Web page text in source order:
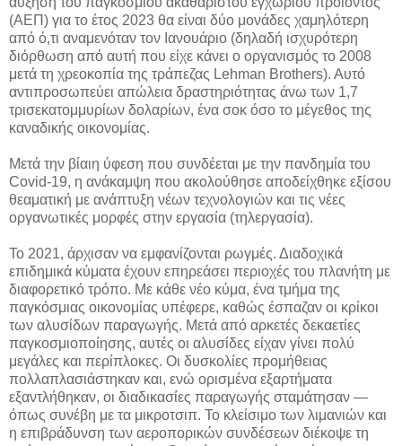
(ΑΕΠ) για το έτος 2023 θα είναι δύο μονάδες χαμηλότερη
από ό,τι αναμενόταν τον Ιανουάριο (δηλαδή ισχυρότερη
διόρθωση από αυτή που είχε κάνει ο οργανισμός το 2008
μετά τη χρεοκοπία της τράπεζας Lehman Brothers). Αυτό
αντιπροσωπεύει απώλεια δραστηριότητας άνω των 1,7
τρισεκατομμυρίων δολαρίων, ένα σοκ όσο το μέγεθος της
καναδικής οικονομίας.
Μετά την βίαιη ύφεση που συνδέεται με την πανδημία του
Covid-19, η ανάκαμψη που ακολούθησε αποδείχθηκε εξίσου
θεαματική με ανάπτυξη νέων τεχνολογιών και τις νέες
οργανωτικές μορφές στην εργασία (τηλεργασία).
Το 2021, άρχισαν να εμφανίζονται ρωγμές. Διαδοχικά
επιδημικά κύματα έχουν επηρεάσει περιοχές του πλανήτη με
διαφορετικό τρόπο. Με κάθε νέο κύμα, ένα τμήμα της
παγκόσμιας οικονομίας υπέφερε, καθώς έσπαζαν οι κρίκοι
των αλυσίδων παραγωγής. Μετά από αρκετές δεκαετίες
παγκοσμιοποίησης, αυτές οι αλυσίδες είχαν γίνει πολύ
μεγάλες και περίπλοκες. Οι δυσκολίες προμήθειας
πολλαπλασιάστηκαν και, ενώ ορισμένα εξαρτήματα
εξαντλήθηκαν, οι διαδικασίες παραγωγής σταμάτησαν —
όπως συνέβη με τα μικροτσιπ. Το κλείσιμο των λιμανιών και
η επιβράδυνση των αεροπορικών συνδέσεων διέκοψε τη